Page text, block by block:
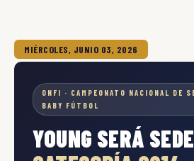
MIÉRCOLES, JUNIO 03, 2026
ONFI · CAMPEONATO NACIONAL DE
BABY FÚTBOL
YOUNG SERÁ